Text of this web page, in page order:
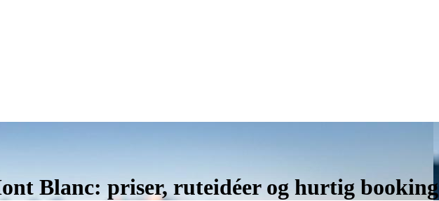
Blanc: priser, ruteidéer og hurtig booking